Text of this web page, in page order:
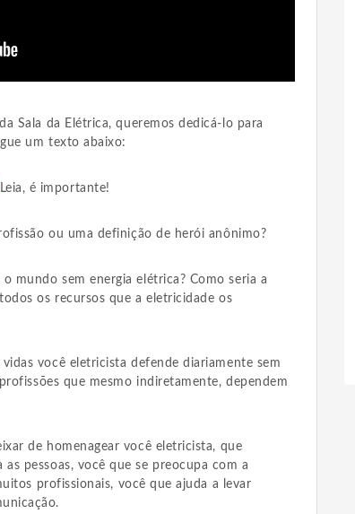
Sala da Elétrica, queremos dedicá-lo para
um texto abaixo:
Leia, é importante!
ou uma definição de herói anônimo?
mundo sem energia elétrica? Como seria a
os recursos que a eletricidade os
você eletricista defende diariamente sem
que mesmo indiretamente, dependem
de homenagear você eletricista, que
pessoas, você que se preocupa com a
profissionais, você que ajuda a levar